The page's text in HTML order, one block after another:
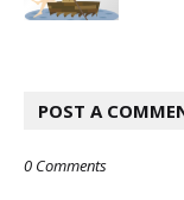
POST A
0 Comments